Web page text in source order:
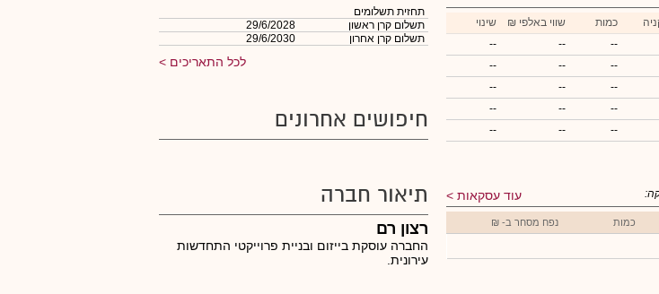
כמות ₪ שווי באלפי
שינוי
--
--
--
--
--
--
--
--
--
--
--
--
--
--
--
עוד עסקאות
כמות נפח מסחר ב- ₪
תחזית תשלומים
תשלום קרן ראשון
29/6/2028
תשלום קרן אחרון
29/6/2030
לכל התאריכים
חיפושים אחרונים
תיאור חברה
רצון רם
החברה עוסקת בייזום ובניית פרוייקטי התחדשות
עירונית.